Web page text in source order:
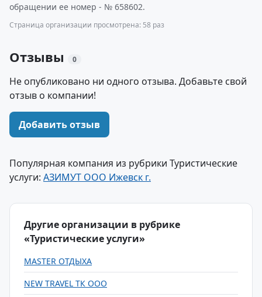
обращении ее номер - № 658602.
Страница организации просмотрена: 58 раз
Отзывы 0
Не опубликовано ни одного отзыва. Добавьте свой
отзыв о компании!
Добавить отзыв
Популярная компания из рубрики Туристические
услуги: АЗИМУТ ООО Ижевск г.
Другие организации в рубрике
«Туристические услуги»
MASTER ОТДЫХА
NEW TRAVEL ТК ООО